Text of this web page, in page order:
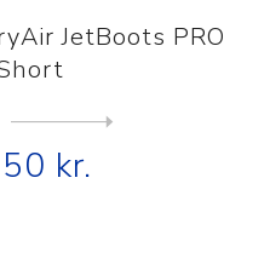
JetBoots PRO
kr.